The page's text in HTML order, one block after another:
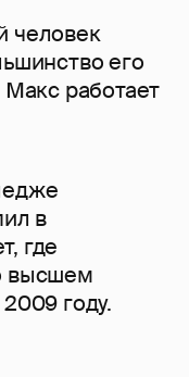
человек
его
Макс работает
в
где
высшем
году.